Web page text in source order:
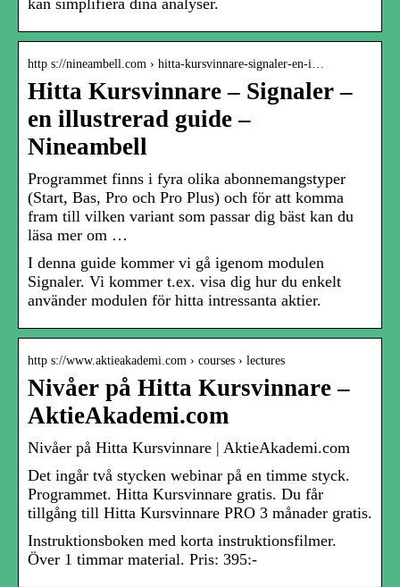
kan simplifiera dina analyser.
http s://nineambell.com › hitta-kursvinnare-signaler-en-i…
Hitta Kursvinnare – Signaler –
en illustrerad guide –
Nineambell
Programmet finns i fyra olika abonnemangstyper
(Start, Bas, Pro och Pro Plus) och för att komma
fram till vilken variant som passar dig bäst kan du
läsa mer om …
I denna guide kommer vi gå igenom modulen
Signaler. Vi kommer t.ex. visa dig hur du enkelt
använder modulen för hitta intressanta aktier.
http s://www.aktieakademi.com › courses › lectures
Nivåer på Hitta Kursvinnare –
AktieAkademi.com
Nivåer på Hitta Kursvinnare | AktieAkademi.com
Det ingår två stycken webinar på en timme styck.
Programmet. Hitta Kursvinnare gratis. Du får
tillgång till Hitta Kursvinnare PRO 3 månader gratis.
Instruktionsboken med korta instruktionsfilmer.
Över 1 timmar material. Pris: 395:-